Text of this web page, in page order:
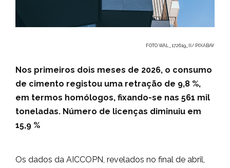
FOTO WAL_172619_II/ PIXABAY
Nos primeiros dois meses de 2026, o consumo
de cimento registou uma retração de 9,8 %,
em termos homólogos, fixando-se nas 561 mil
toneladas. Número de licenças diminuiu em
15,9 %
Os dados da AICCOPN, revelados no final de abril,